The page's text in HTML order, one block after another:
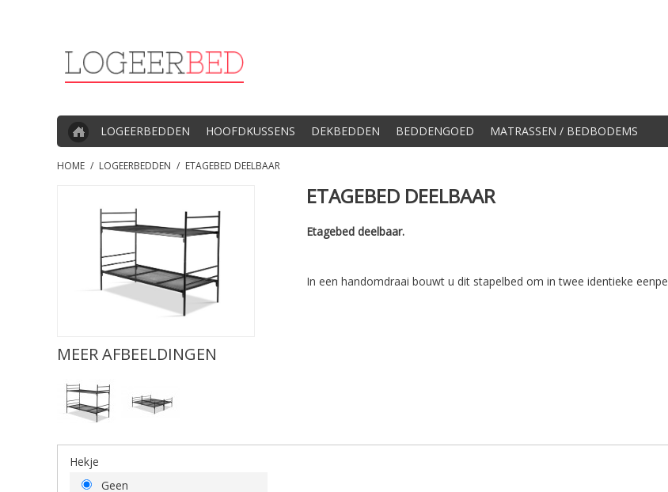
LOGEERBEDDEN HOOFDKUSSENS DEKBEDDEN BEDDENGOED MATRASSEN / BEDBODEMS
HOME / LOGEERBEDDEN / ETAGEBED DEELBAAR
MEER AFBEELDINGEN
ETAGEBED DEELBAAR
Etagebed deelbaar.
In een handomdraai bouwt u dit stapelbed om in twee identieke
Hekje
Geen